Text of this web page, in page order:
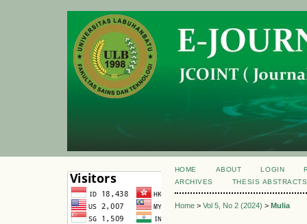
HOME ABOUT LOGIN
ARCHIVES
THESIS ABSTRACTS
Home> Vol 5, No 2 (2024) > Mulia